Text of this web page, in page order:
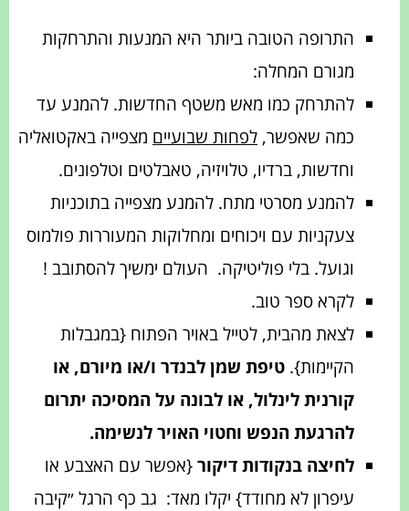
התרופה הטובה ביותר היא המנעות והתרחקות
מגורם המחלה:
להתרחק כמו מאש משטף החדשות. להמנע עד
כמה שאפשר, לפחות שבועיים מצפייה באקטואליה
וחדשות, ברדיו, טלויזיה, טאבלטים וטלפונים.
להמנע מסרטי מתח. להמנע מצפייה בתוכניות
צעקניות עם ויכוחים ומחלוקות המעוררות פולמוס
וגועל. בלי פוליטיקה. העולם ימשיך להסתובב !
לקרא ספר טוב.
לצאת מהבית, לטייל באויר הפתוח {במגבלות
הקיימות}. טיפת שמן לבנדר ו/או מיורם, או
קורנית לינלול, או לבונה על המסיכה יתרום
להרגעת הנפש וחטוי האויר לנשימה.
לחיצה בנקודות דיקור{אפשר עם האצבע או
עיפרון לא מחודד} יקלו מאד: גב כף הרגל ״קיבה